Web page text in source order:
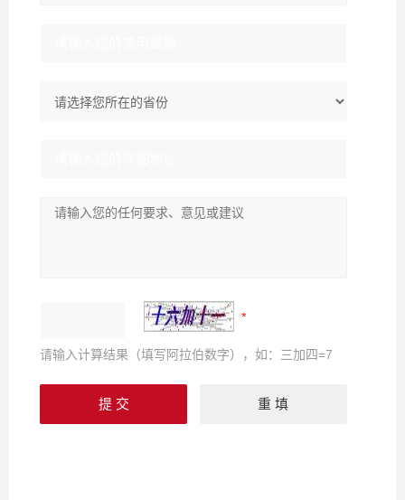
请输入计算结果（填写阿拉伯数字），如：三加四=7